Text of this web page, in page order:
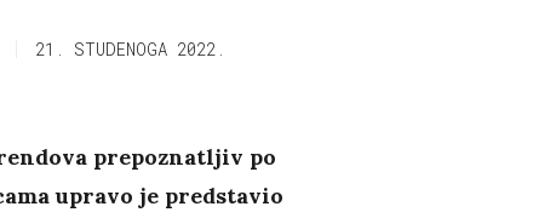
21. STUDENOGA 2022.
prepoznatljiv po
upravo je predstavio